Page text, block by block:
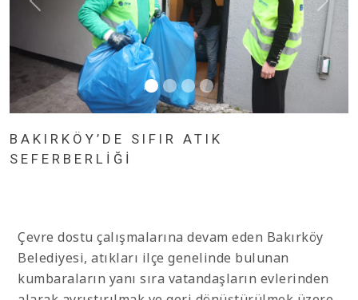
BAKIRKÖY’DE SIFIR ATIK
SEFERBERLİĞİ
Çevre dostu çalışmalarına devam eden Bakırköy
Belediyesi, atıkları ilçe genelinde bulunan
kumbaraların yanı sıra vatandaşların evlerinden